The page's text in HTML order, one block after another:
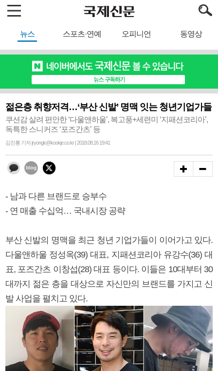
뉴스 스포츠·연예 오피니언 동영상
젊은층 취향저격…‘부산 신발’ 명맥 잇는 청년기업가들
쿠션감 살려 편안한 ‘다울앤하울’, 복고풍+세련미 ‘지패션코리아’,
독특한 스니커즈 ‘포즈간츠’ 등
김진룡 기자 jryongk@kookje.co.kr | 2018.08.16 19:41
- 남과 다른 브랜드로 승부수
- 연 매출 수십억… 국내시장 공략
부산 신발의 명맥을 최근 청년 기업가들이 이어가고 있다.
다울앤하울 정성옥(39) 대표, 지패션코리아 유강수(36) 대
표, 포즈간츠 이창섭(28) 대표 등이다. 이들은 10대부터 30
대까지 젊은 층을 대상으로 자신만의 브랜드를 가지고 신
발 사업을 펼치고 있다.